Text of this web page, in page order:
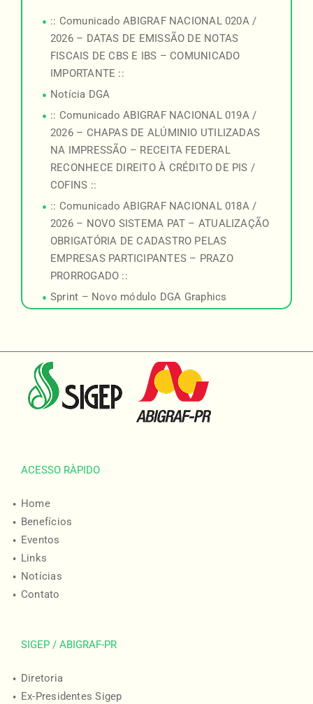
:: Comunicado ABIGRAF NACIONAL 020A /
2026 – DATAS DE EMISSÃO DE NOTAS
FISCAIS DE CBS E IBS – COMUNICADO
IMPORTANTE ::
Notícia DGA
:: Comunicado ABIGRAF NACIONAL 019A /
2026 – CHAPAS DE ALÚMINIO UTILIZADAS
NA IMPRESSÃO – RECEITA FEDERAL
RECONHECE DIREITO À CRÉDITO DE PIS /
COFINS ::
:: Comunicado ABIGRAF NACIONAL 018A /
2026 – NOVO SISTEMA PAT – ATUALIZAÇÃO
OBRIGATÓRIA DE CADASTRO PELAS
EMPRESAS PARTICIPANTES – PRAZO
PRORROGADO ::
Sprint – Novo módulo DGA Graphics
ACESSO RÀPIDO
Home
Benefícios
Eventos
Links
Notícias
Contato
SIGEP / ABIGRAF-PR
Diretoria
Ex-Presidentes Sigep